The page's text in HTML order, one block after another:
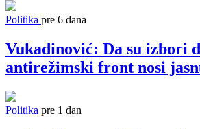
Politika pre 6 dana
Vukadinović: Da su izbori
antirežimski front nosi
Politika pre 1 dan